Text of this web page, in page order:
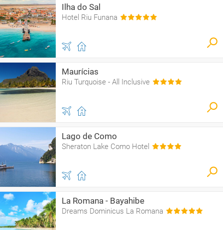
Ilha do Sal
Hotel Riu Funana
Maurícias
Riu Turquoise - All Inclusive
Lago de Como
Sheraton Lake Como Hotel
La Romana - Bayahibe
Dreams Dominicus La Romana